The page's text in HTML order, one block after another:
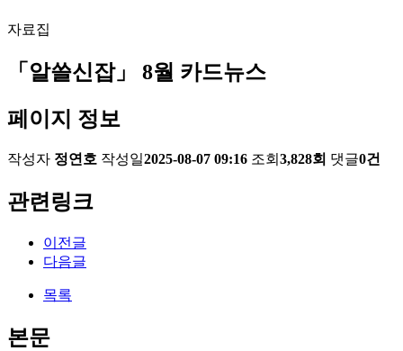
자료집
「알쓸신잡」 8월 카드뉴스
페이지 정보
작성자 정연호 작성일2025-08-07 09:16 조회 3,828회 댓글0건
관련링크
이전글
다음글
목록
본문